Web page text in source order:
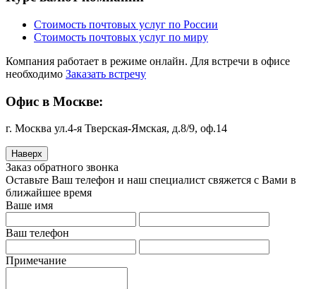
Стоимость почтовых услуг по России
Стоимость почтовых услуг по миру
Компания работает в режиме онлайн. Для встречи в офисе
необходимо Заказать встречу
Офис в Москве:
г. Москва ул.4-я Тверская-Ямская, д.8/9, оф.14
Наверх
Заказ обратного звонка
Оставьте Ваш телефон и наш специалист свяжется с Вами в
ближайшее время
Ваше имя
Ваш телефон
Примечание